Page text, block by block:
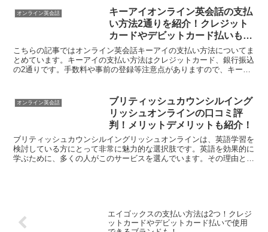
オンライン英会話
キーアイオンライン英会話の支払
い方法2通りを紹介！クレジット
カードやデビットカード払いも可
能？
こちらの記事ではオンライン英会話キーアイの支払い方法についてま
とめています。キーアイの支払い方法はクレジットカード、銀行振込
の2通りです。手数料や事前の登録等注意点がありますので、キーア
オンライン英会話
ブリティッシュカウンシルイング
リッシュオンラインの口コミ評
判！メリットデメリットも紹介！
ブリティッシュカウンシルイングリッシュオンラインは、英語学習を
検討している方にとって非常に魅力的な選択肢です。英語を効果的に
学ぶために、多くの人がこのサービスを選んでいます。その理由とし
エイゴックスの支払い方法は2つ！クレジ
ットカードやデビットカード払いで使用